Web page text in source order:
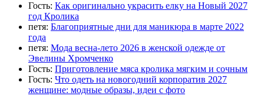
Гость: Как оригинально украсить елку на Новый 2027
год Кролика
петя: Благоприятные дни для маникюра в марте 2022
года
петя: Мода весна-лето 2026 в женской одежде от
Эвелины Хромченко
Гость: Приготовление мяса кролика мягким и сочным
Гость: Что одеть на новогодний корпоратив 2027
женщине: модные образы, идеи с фото